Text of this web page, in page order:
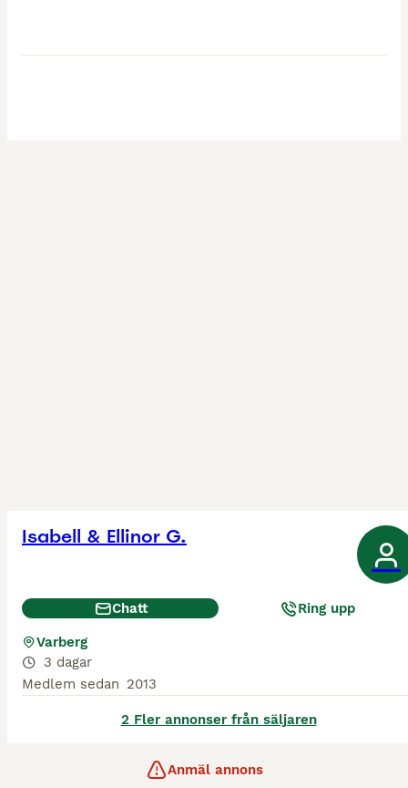
Isabell & Ellinor G.
Chatt Ring upp
Varberg
3 dagar
Medlem sedan 2013
2 Fler annonser från säljaren
Anmäl annons